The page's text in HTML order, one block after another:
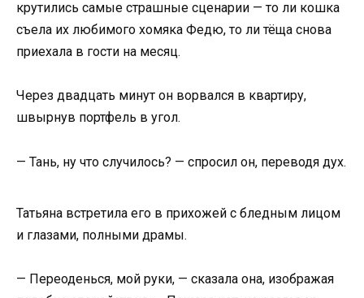
крутились самые страшные сценарии — то ли кошка
съела их любимого хомяка Федю, то ли тёща снова
приехала в гости на месяц.
Через двадцать минут он ворвался в квартиру,
швырнув портфель в угол.
— Тань, ну что случилось? — спросил он, переводя дух.
Татьяна встретила его в прихожей с бледным лицом
и глазами, полными драмы.
— Переоденься, мой руки, — сказала она, изображая